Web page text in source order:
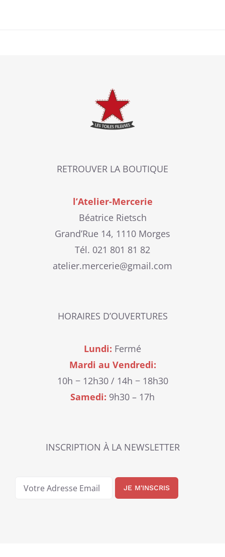
RETROUVER LA BOUTIQUE
l’Atelier-Mercerie
Béatrice Rietsch
Grand’Rue 14, 1110 Morges
Tél. 021 801 81 82
atelier.mercerie@gmail.com
HORAIRES D’OUVERTURES
Lundi: Fermé
Mardi au Vendredi:
10h − 12h30 / 14h − 18h30
Samedi: 9h30 – 17h
INSCRIPTION À LA NEWSLETTER
JE M'INSCRIS